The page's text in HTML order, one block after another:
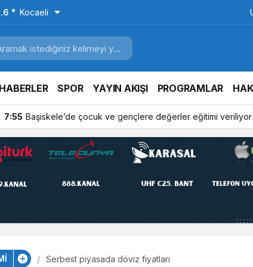
° Kocaeli
SPOR YAYIN AKIŞI PROGRAMLAR
7:55 Başiskele’de çocuk ve gençlere değerler eğitimi veriliyor
Serbest piyasada döviz fiyatları